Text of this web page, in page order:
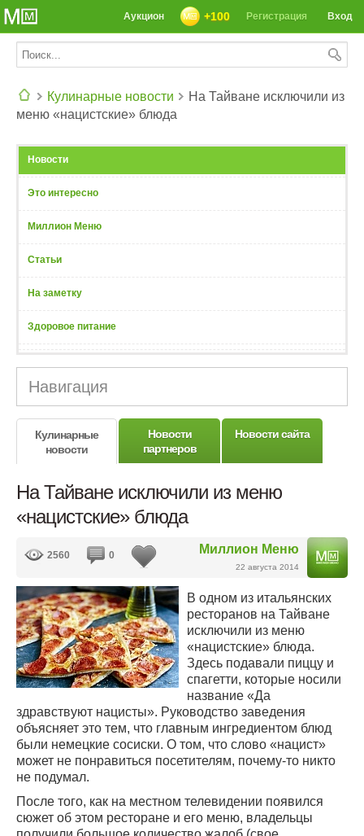
Вход
Регистрация
+100
Аукцион
Кулинарные новости
На Тайване исключили из
меню «нацистские» блюда
Новости
Это интересно
Миллион Меню
Статьи
На заметку
Здоровое питание
Навигация
Кулинарные
новости
Новости
партнеров
Новости сайта
На Тайване исключили из меню
«нацистские» блюда
Миллион Меню
22 августа 2014
2560 0
В одном из итальянских
ресторанов на Тайване
исключили из меню
«нацистские» блюда.
Здесь подавали пиццу и
спагетти, которые носили
название «Да
здравствуют нацисты». Руководство заведения
объясняет это тем, что главным ингредиентом блюд
были немецкие сосиски. О том, что слово «нацист»
может не понравиться посетителям, почему-то никто
не подумал.
После того, как на местном телевидении появился
сюжет об этом ресторане и его меню, владельцы